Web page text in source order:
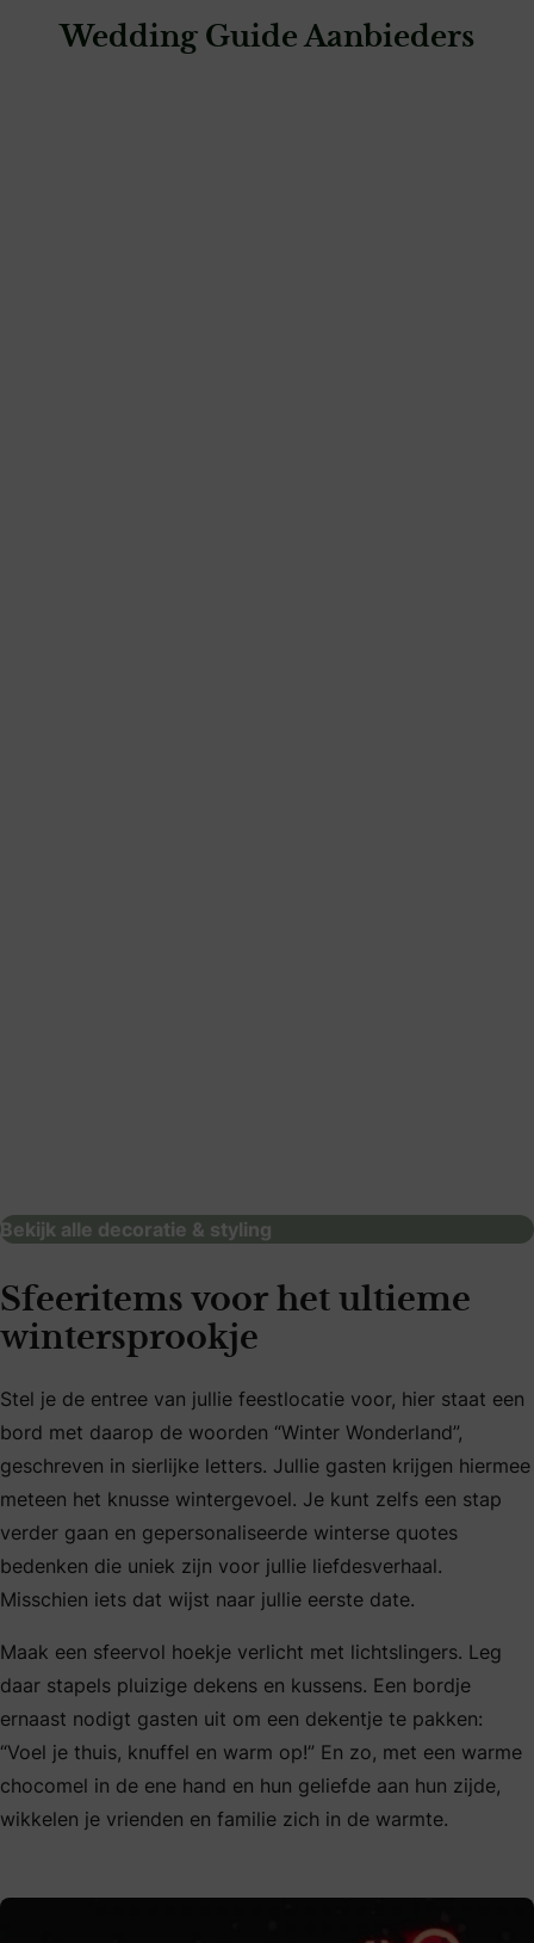
Wedding Guide Aanbieders
Bekijk alle decoratie & styling
Sfeeritems voor het ultieme
wintersprookje
Stel je de entree van jullie feestlocatie voor, hier staat een
bord met daarop de woorden “Winter Wonderland”,
geschreven in sierlijke letters. Jullie gasten krijgen hiermee
meteen het knusse wintergevoel. Je kunt zelfs een stap
verder gaan en gepersonaliseerde winterse quotes
bedenken die uniek zijn voor jullie liefdesverhaal.
Misschien iets dat wijst naar jullie eerste date.
Maak een sfeervol hoekje verlicht met lichtslingers. Leg
daar stapels pluizige dekens en kussens. Een bordje
ernaast nodigt gasten uit om een dekentje te pakken:
“Voel je thuis, knuffel en warm op!” En zo, met een warme
chocomel in de ene hand en hun geliefde aan hun zijde,
wikkelen je vrienden en familie zich in de warmte.